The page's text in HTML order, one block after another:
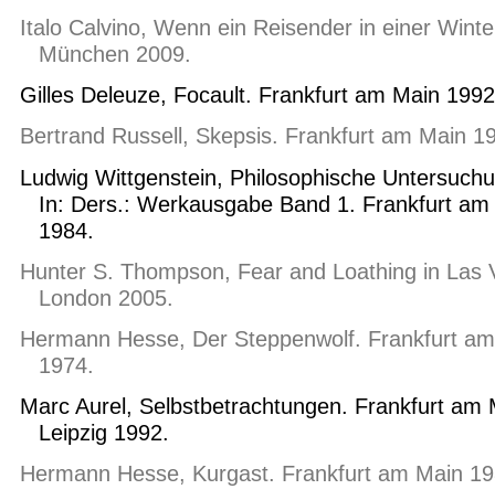
Italo Calvino, Wenn ein Reisender in einer
München 2009.
Gilles Deleuze, Focault. Frankfurt am Main
Bertrand Russell, Skepsis. Frankfurt am Main
Ludwig Wittgenstein, Philosophische
In: Ders.: Werkausgabe Band 1. Frankfurt am
1984.
Hunter S. Thompson, Fear and Loathing in Las
London 2005.
Hermann Hesse, Der Steppenwolf. Frankfurt
1974.
Marc Aurel, Selbstbetrachtungen. Frankfurt am
Leipzig 1992.
Hermann Hesse, Kurgast. Frankfurt am Main